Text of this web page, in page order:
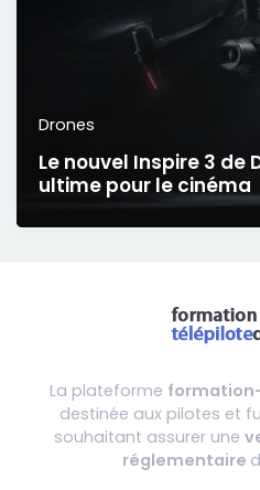
Le nouvel Inspire 3 de
ultime pour le cinéma
Drones
La plateforme
destinée aux pilotes et
souhaitant assurer une
réglementaire